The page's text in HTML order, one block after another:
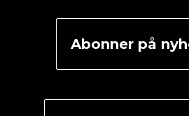
Abonner på